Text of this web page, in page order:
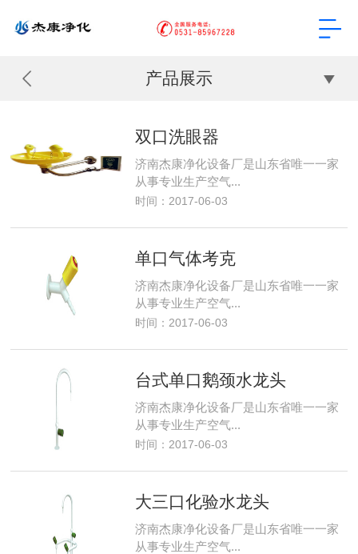
产品展示
双口洗眼器
济南杰康净化设备厂是山东省唯一一家
从事专业生产空气...
时间：2017-06-03
单口气体考克
济南杰康净化设备厂是山东省唯一一家
从事专业生产空气...
时间：2017-06-03
台式单口鹅颈水龙头
济南杰康净化设备厂是山东省唯一一家
从事专业生产空气...
时间：2017-06-03
大三口化验水龙头
济南杰康净化设备厂是山东省唯一一家
从事专业生产空气...